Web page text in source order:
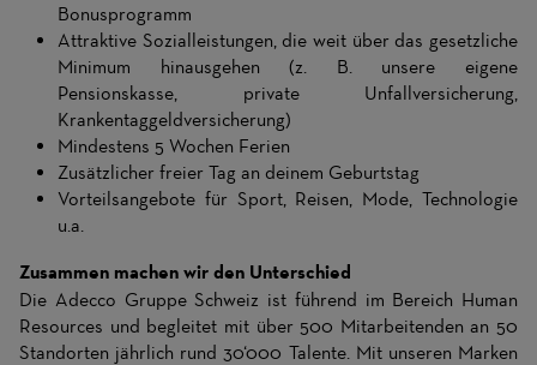
Bonusprogramm
Attraktive Sozialleistungen, die weit über das gesetzliche
Minimum hinausgehen (z. B. unsere eigene
Pensionskasse, private Unfallversicherung,
Krankentaggeldversicherung)
Mindestens 5 Wochen Ferien
Zusätzlicher freier Tag an deinem Geburtstag
Vorteilsangebote für Sport, Reisen, Mode, Technologie
u.a.
Zusammen machen wir den Unterschied
Die Adecco Gruppe Schweiz ist führend im Bereich Human
Resources und begleitet mit über 500 Mitarbeitenden an 50
Standorten jährlich rund 30‘000 Talente. Mit unseren Marken